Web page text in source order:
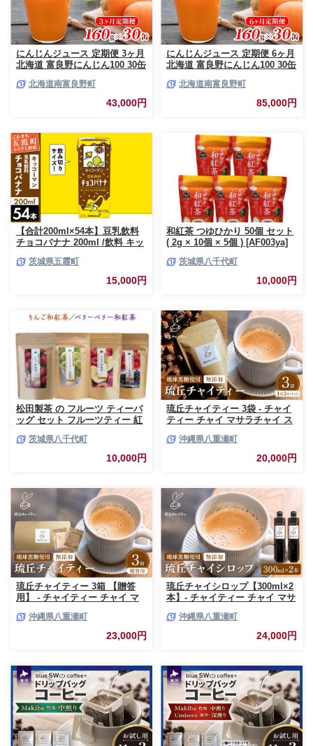
にんじんジュース 定期便 3ヶ月
北海道 富良野にんじん100 30缶
ース 野菜ジュース キャロット
ジュース 野菜 飲料 缶 ケース買
い 箱 買い 1ケース ギフト 備蓄
しみ 3回
北海道南富良野町
43,000円
にんじんジュース 定期便 6ヶ月
北海道 富良野にんじん100 30缶
ース 野菜ジュース キャロット
ジュース 野菜 飲料 缶 ケース買
い 箱 買い 1ケース ギフト 備蓄
北海道南富良野町
85,000円
【合計200ml×54本】豆乳飲料
チョコバナナ 200ml /飲料 キッ
ナナチョコ 豆乳 豆乳飲料 大豆
パック セット 定番 おやつ 飲み
切り おすすめ 茨城県 五霞町
茨城県五霞町
15,000円
和紅茶 つゆひかり 50個 セット
( 2g × 10個 × 5個 ) [AF003ya]
茨城県八千代町
10,000円
松田製茶 の フルーツ ティーバ
ッグ セット フルーツティー 紅
ラックス 疲労回復 ティー ふる
さと納税 10000円 [AF142ya]
茨城県八千代町
10,000円
琉丘チャイティー 3袋 - チャイ
ティー チャイ マサラチャイ ス
ティーパック お手軽 簡単 人気
おすすめ 無添加 無農薬 黒糖 国
産 自然の恵み 優しい 味わい 沖
沖縄県八重瀬町
20,000円
琉丘チャイティー 3箱 【贈答
用】 - チャイティー チャイ マ
だわり チャイ ティーパック お
手軽 簡単 人気 おすすめ 無添加
無農薬 黒糖 国産 自然の恵み 優
【価格改定】
沖縄県八重瀬町
23,000円
琉丘チャイシロップ【300ml×2
本】- チャイティー チャイ マサ
わり チャイ シロップ お手軽 簡
単 人気 おすすめ 無添加 無農薬
黒糖 国産 自然の恵み 優しい 味
定】
沖縄県八重瀬町
24,000円